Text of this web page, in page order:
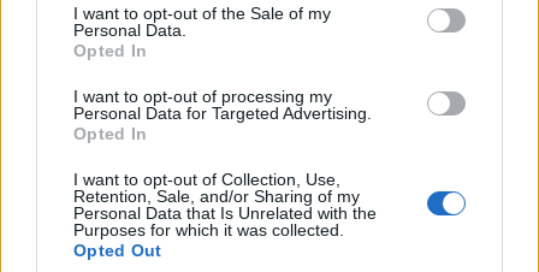
I want to opt-out of the Sale of my
Personal Data.
Opted In
I want to opt-out of processing my
Personal Data for Targeted Advertising.
Opted In
I want to opt-out of Collection, Use,
Retention, Sale, and/or Sharing of my
Personal Data that Is Unrelated with the
Purposes for which it was collected.
Opted Out
την υψηλότερη τιμή αγοράς για ένα εκτάριο
καλλιεργήσιμης γης στην ΕΕ (κατά μέσο όρο
69.632 ευρώ το 2019). Η τιμή της καλλιεργήσιμης
γης σε κάθε περιοχή της Ολλανδίας ήταν πάνω
από όλους τους άλλους διαθέσιμους εθνικούς
μέσους όρους στην ΕΕ.
Ωστόσο, μεταξύ των περιοχών της ΕΕ για τις